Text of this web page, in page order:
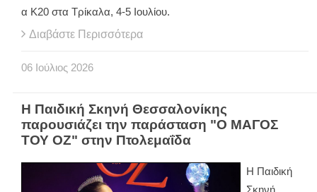
α Κ20 στα Τρίκαλα, 4-5 Ιουλίου.
Διαβάστε Περισσότερα
06 Ιούλιος 2026
Η Παιδική Σκηνή Θεσσαλονίκης
παρουσιάζει την παράσταση "Ο ΜΑΓΟΣ
ΤΟΥ ΟΖ" στην Πτολεμαΐδα
Η Παιδική
Σκηνή